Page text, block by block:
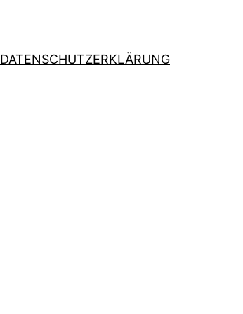
DATENSCHUTZERKLÄRUNG